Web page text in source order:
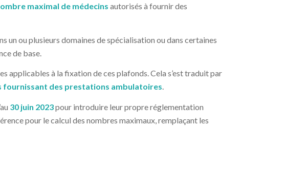
maximal de médecins autorisés à fournir des
un ou plusieurs domaines de spécialisation ou dans certaines
de base.
applicables à la fixation de ces plafonds. Cela s’est traduit par
fournissant des prestations ambulatoires.
30 juin 2023pour introduire leur propre réglementation
pour le calcul des nombres maximaux, remplaçant les